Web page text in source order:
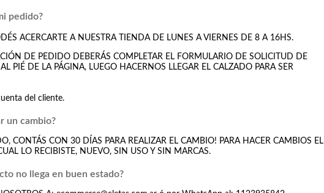
pedido?
ACERCARTE A NUESTRA TIENDA DE LUNES A VIERNES DE 8 A 16HS.
DE PEDIDO DEBERÁS COMPLETAR EL FORMULARIO DE SOLICITUD DE
PIÉ DE LA PÁGINA, LUEGO HACERNOS LLEGAR EL CALZADO PARA SER
del cliente.
un cambio?
CONTÁS CON 30 DÍAS PARA REALIZAR EL CAMBIO! PARA HACER CAMBIOS EL
LO RECIBISTE, NUEVO, SIN USO Y SIN MARCAS.
no llega en buen estado?